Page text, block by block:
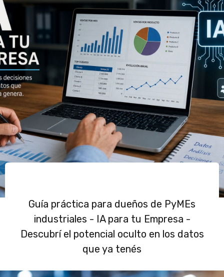
Guía práctica para dueños de PyMEs
industriales - IA para tu Empresa -
Descubrí el potencial oculto en los datos
que ya tenés